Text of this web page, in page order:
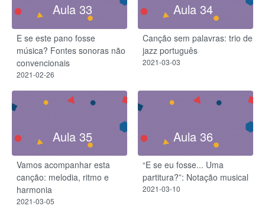
Aula 33
E se este pano fosse
música? Fontes sonoras não
convencionais
2021-02-26
Aula 34
Canção sem palavras: trio de
jazz português
2021-03-03
Aula 35
Vamos acompanhar esta
canção: melodia, ritmo e
harmonia
2021-03-05
Aula 36
“E se eu fosse... Uma
partitura?”: Notação musical
2021-03-10